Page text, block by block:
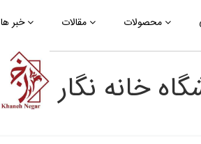
محصولات مقالات خبر ها
خانه نگار